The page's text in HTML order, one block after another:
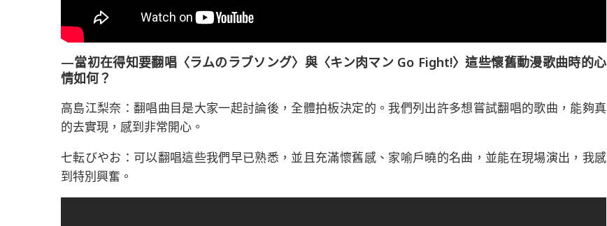
—當初在得知要翻唱〈ラムのラブソング〉與〈キン肉マン Go Fight!〉這些懷舊動漫歌曲時的心
情如何？
高島江梨奈：翻唱曲目是大家一起討論後，全體拍板決定的。我們列出許多想嘗試翻唱的歌曲，能夠真
的去實現，感到非常開心。
七転びやお：可以翻唱這些我們早已熟悉，並且充滿懷舊感、家喻戶曉的名曲，並能在現場演出，我感
到特別興奮。